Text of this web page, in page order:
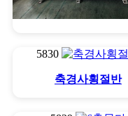
5830
축경사횡절반